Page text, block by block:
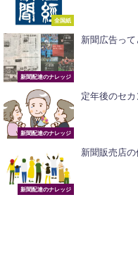
全国紙
新聞配達のナレッジ
新聞広告って
新聞配達のナレッジ
定年後のセ
新聞配達のナレッジ
新聞販売店